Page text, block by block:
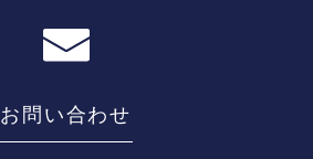
お問い合わせ